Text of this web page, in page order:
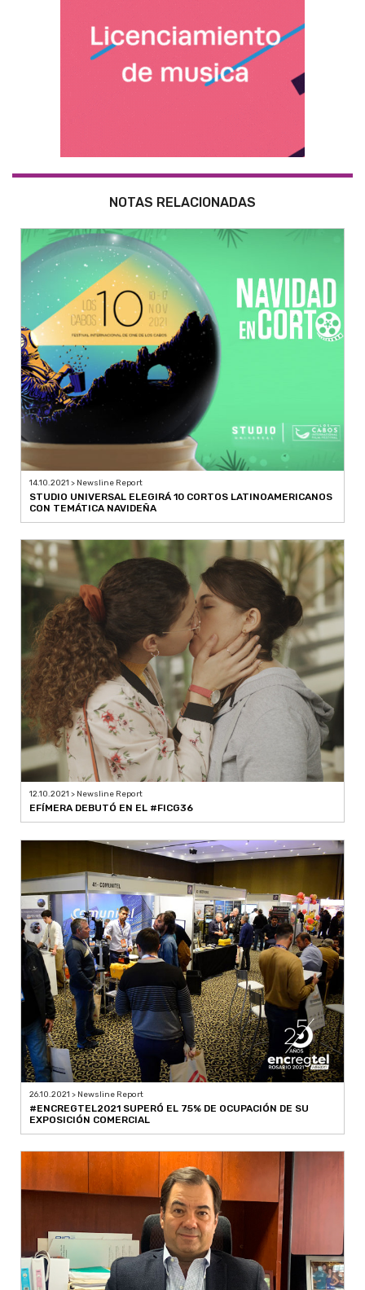
NOTAS RELACIONADAS
14.10.2021 > Newsline Report
STUDIO UNIVERSAL ELEGIRÁ 10 CORTOS LATINOAMERICANOS
CON TEMÁTICA NAVIDEÑA
12.10.2021 > Newsline Report
EFÍMERA DEBUTÓ EN EL #FICG36
26.10.2021 > Newsline Report
#ENCREGTEL2021 SUPERÓ EL 75% DE OCUPACIÓN DE SU
EXPOSICIÓN COMERCIAL